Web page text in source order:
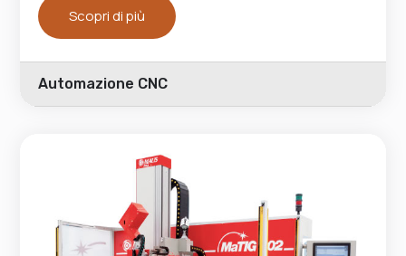
Scopri di più
Automazione CNC